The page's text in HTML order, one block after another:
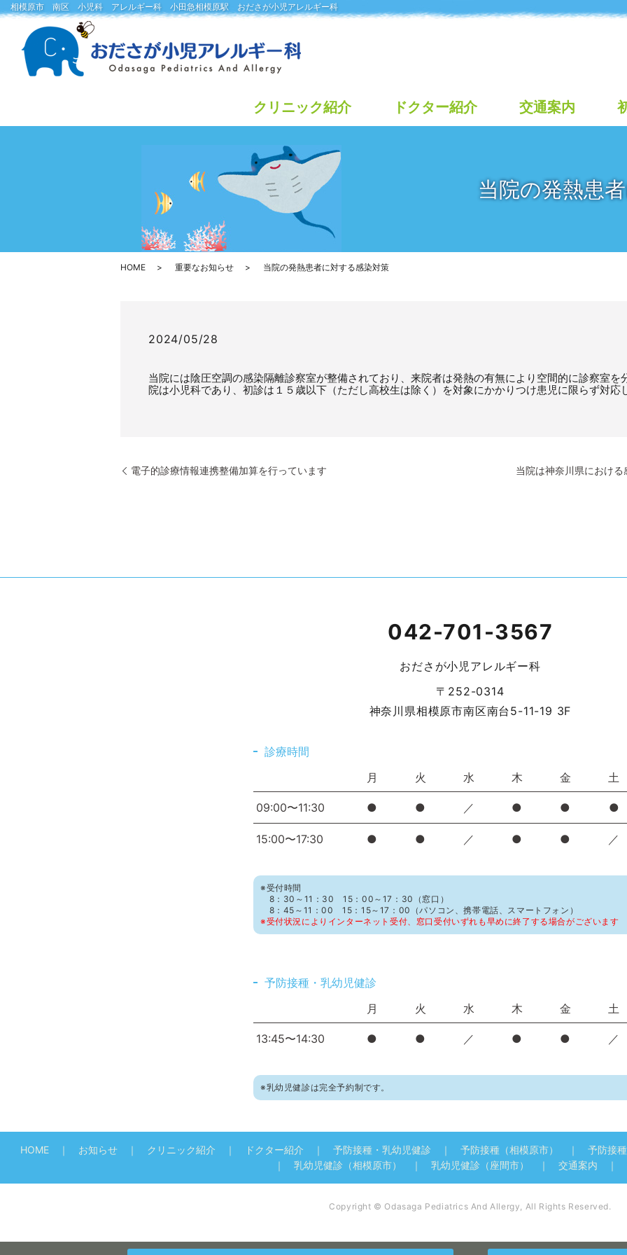
相模原市 南区 小児科 アレルギー科 小田急相模原駅 おださが小児アレルギー科
クリニック紹介 ドクター紹介 交通案内
当院の発熱患
HOME 重要なお知らせ 当院の発熱患者に対する感染対策
2024/05/28
当院には陰圧空調の感染隔離診察室が整備されており、来院者は発熱の有無により空間的に診察室を
院は小児科であり、初診は１５歳以下（ただし高校生は除く）を対象にかかりつけ患児に限らず対応
電子的診療情報連携整備加算を行っています 当院は神奈川県におけ
042-701-3567
おださが小児アレルギー科
〒252-0314
神奈川県相模原市南区南台5-11-19 3F
診療時間
月
火 水 木 金 土
09:00〜11:30 ● ● ／ ● ● ●
15:00〜17:30 ● ● ／ ● ● ／
※受付時間
8：30～11：30 15：00～17：30（窓口）
8：45～11：00 15：15～17：00（パソコン、携帯電話、スマートフォン）
※受付状況によりインターネット受付、窓口受付いずれも早めに終了する場合がございます
予防接種・乳幼児健診
月
火 水 木 金 土
13:45〜14:30 ● ● ／ ● ● ／
※乳幼児健診は完全予約制です。
HOME お知らせ クリニック紹介 ドクター紹介 予防接種・乳幼児健診 予防接種（相模原市） 予防接種
乳幼児健診（相模原市）
乳幼児健診（座間市） 交通案内
Copyright © Odasaga Pediatrics And Allergy, All Rights Reserved.